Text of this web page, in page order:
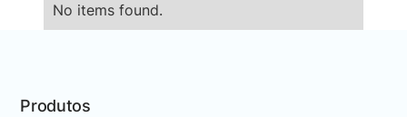
No items found.
Produtos